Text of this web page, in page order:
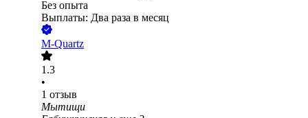
Без опыта
Выплаты: Два раза в месяц
M-Quartz
1.3
•
1 отзыв
Мытищи